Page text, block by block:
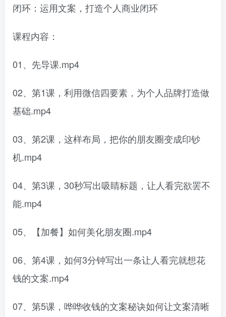
闭环：运用文案，打造个人商业闭环
课程内容：
01、先导课.mp4
02、第1课，利用微信四要素，为个人品牌打造做
基础.mp4
03、第2课，这样布局，把你的朋友圈变成印钞
机.mp4
04、第3课，30秒写出吸睛标题，让人看完欲罢不
能.mp4
05、【加餐】如何美化朋友圈.mp4
06、第4课，如何3分钟写出一条让人看完就想花
钱的文案.mp4
07、第5课，哗哗收钱的文案秘诀如何让文案清晰